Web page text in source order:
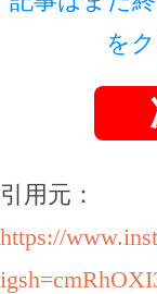
を
引用元：
https://